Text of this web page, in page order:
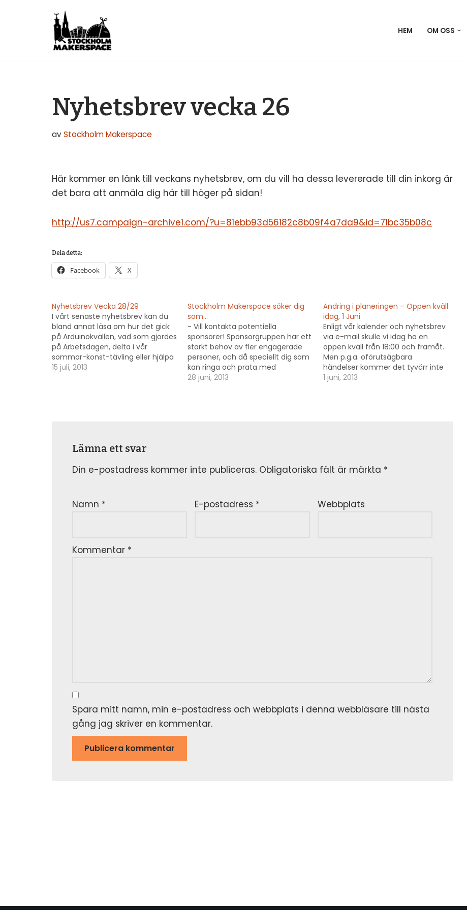
HEM OM OSS
Nyhetsbrev vecka 26
avStockholm Makerspace
Här kommer en länk till veckans nyhetsbrev, om du vill ha dessa levererade till din inkorg är
det bara att anmäla dig här till höger på sidan!
http://us7.campaign-archive1.com/?u=81ebb93d56182c8b09f4a7da9&id=71bc35b08c
Dela detta:
Facebook X
Nyhetsbrev Vecka 28/29
I vårt senaste nyhetsbrev kan du
bland annat läsa om hur det gick
på Arduinokvällen, vad som gjordes
på Arbetsdagen, delta i vår
sommar-konst-tävling eller hjälpa
till att crowdfunda vår
15 juli, 2013
Stockholm Makerspace söker dig
som…
- Vill kontakta potentiella
sponsorer! Sponsorgruppen har ett
starkt behov av fler engagerade
personer, och då speciellt dig som
kan ringa och prata med
sponsorer under kontorstid men
28 juni, 2013
Ändring i planeringen – Öppen kväll
idag, 1 Juni
Enligt vår kalender och nyhetsbrev
via e-mail skulle vi idag ha en
öppen kväll från 18:00 och framåt.
Men p.g.a. oförutsägbara
händelser kommer det tyvärr inte
kunna ordnas idag. Däremot så
1 juni, 2013
Lämna ett svar
Din e-postadress kommer inte publiceras. Obligatoriska fält är märkta *
Namn * E-postadress * Webbplats
Kommentar *
Spara mitt namn, min e-postadress och webbplats i denna webbläsare till nästa
gång jag skriver en kommentar.